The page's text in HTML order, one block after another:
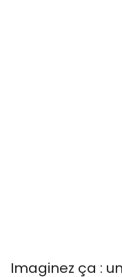
Imaginez ça :